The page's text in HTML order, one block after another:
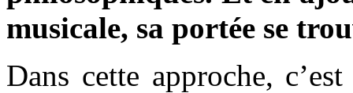
musicale, sa portée se
Dans cette approche,